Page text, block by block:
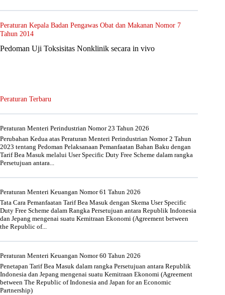
Peraturan Kepala Badan Pengawas Obat dan Makanan Nomor 7
Tahun 2014
Pedoman Uji Toksisitas Nonklinik secara in vivo
Peraturan Terbaru
Peraturan Menteri Perindustrian Nomor 23 Tahun 2026
Perubahan Kedua atas Peraturan Menteri Perindustrian Nomor 2 Tahun
2023 tentang Pedoman Pelaksanaan Pemanfaatan Bahan Baku dengan
Tarif Bea Masuk melalui User Specific Duty Free Scheme dalam rangka
Persetujuan antara...
Peraturan Menteri Keuangan Nomor 61 Tahun 2026
Tata Cara Pemanfaatan Tarif Bea Masuk dengan Skema User Specific
Duty Free Scheme dalam Rangka Persetujuan antara Republik Indonesia
dan Jepang mengenai suatu Kemitraan Ekonomi (Agreement between
the Republic of...
Peraturan Menteri Keuangan Nomor 60 Tahun 2026
Penetapan Tarif Bea Masuk dalam rangka Persetujuan antara Republik
Indonesia dan Jepang mengenai suatu Kemitraan Ekonomi (Agreement
between The Republic of Indonesia and Japan for an Economic
Partnership)